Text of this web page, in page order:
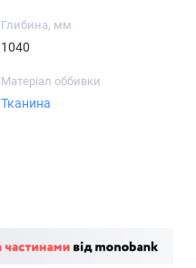
Глибина, мм
1040
Матеріал оббивки
Тканина